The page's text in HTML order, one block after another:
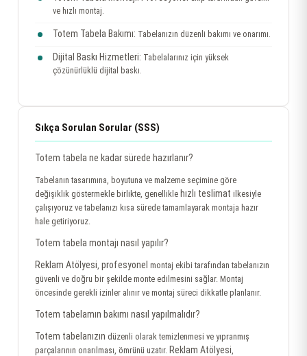
ve hızlı montaj.
Totem Tabela Bakımı: Tabelanızın düzenli bakımı ve onarımı.
Dijital Baskı Hizmetleri: Tabelalarınız için yüksek
çözünürlüklü dijital baskı.
Sıkça Sorulan Sorular (SSS)
Totem tabela ne kadar sürede hazırlanır?
Tabelanın tasarımına, boyutuna ve malzeme seçimine göre
değişiklik göstermekle birlikte, genellikle hızlı teslimat ilkesiyle
çalışıyoruz ve tabelanızı kısa sürede tamamlayarak montaja hazır
hale getiriyoruz.
Totem tabela montajı nasıl yapılır?
Reklam Atölyesi, profesyonel montaj ekibi tarafından tabelanızın
güvenli ve doğru bir şekilde monte edilmesini sağlar. Montaj
öncesinde gerekli izinler alınır ve montaj süreci dikkatle planlanır.
Totem tabelamın bakımı nasıl yapılmalıdır?
Totem tabelanızın düzenli olarak temizlenmesi ve yıpranmış
parçalarının onarılması, ömrünü uzatır. Reklam Atölyesi,